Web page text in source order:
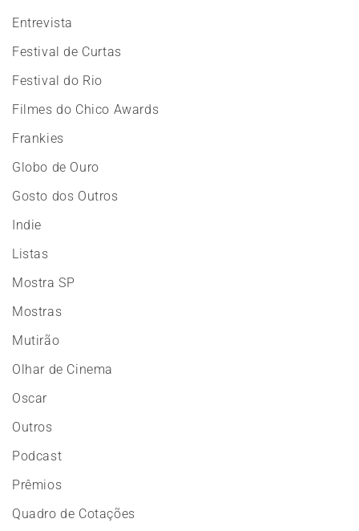
Entrevista
Festival de Curtas
Festival do Rio
Filmes do Chico Awards
Frankies
Globo de Ouro
Gosto dos Outros
Indie
Listas
Mostra SP
Mostras
Mutirão
Olhar de Cinema
Oscar
Outros
Podcast
Prêmios
Quadro de Cotações